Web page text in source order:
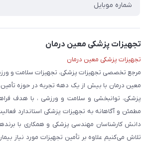
تجهیزات پزشکی معین درمان
تجهیزات پزشکی معین درمان
مرجع تخصصی تجهیزات پزشکی، تجهیزات سلامت و
معین درمان با بیش از یک دهه تجربه در حوزه
پزشکی، توانبخشی و سلامت و ورزشی ، با هدف
مطمئن و آگاهانه به تجهیزات پزشکی استاندارد
دانش کارشناسان مهندسی پزشکی و همکاری با
تلاش می‌کنیم علاوه بر تأمین تجهیزات مورد نیاز